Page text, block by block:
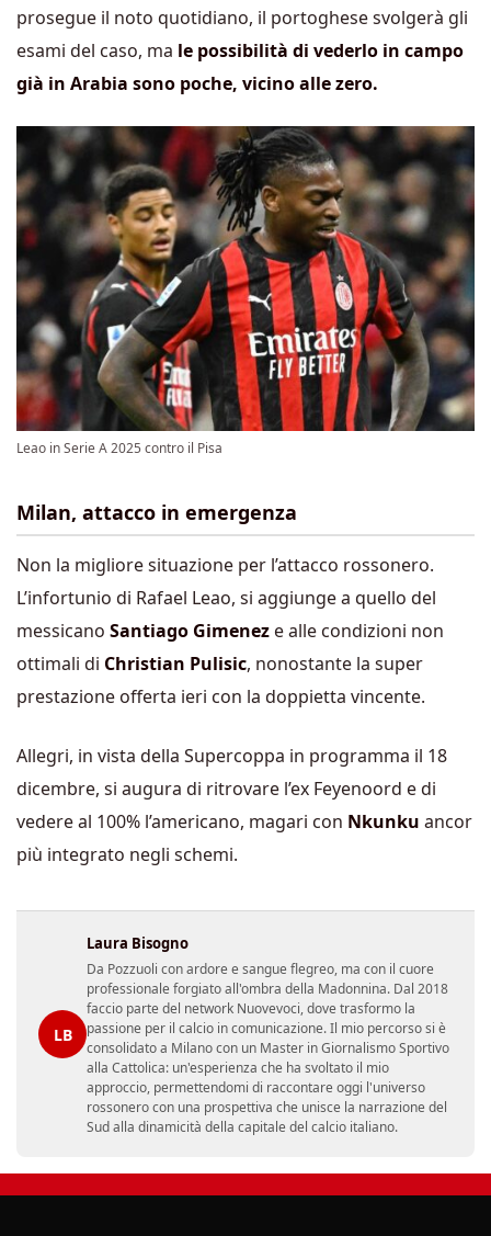
prosegue il noto quotidiano, il portoghese svolgerà gli
esami del caso, ma le possibilità di vederlo in campo
già in Arabia sono poche, vicino alle zero.
Leao in Serie A 2025 contro il Pisa
Milan, attacco in emergenza
Non la migliore situazione per l’attacco rossonero.
L’infortunio di Rafael Leao, si aggiunge a quello del
messicano Santiago Gimenez e alle condizioni non
ottimali di Christian Pulisic, nonostante la super
prestazione offerta ieri con la doppietta vincente.
Allegri, in vista della Supercoppa in programma il 18
dicembre, si augura di ritrovare l’ex Feyenoord e di
vedere al 100% l’americano, magari con Nkunku ancor
più integrato negli schemi.
LB
Laura Bisogno
Da Pozzuoli con ardore e sangue flegreo, ma con il cuore
professionale forgiato all'ombra della Madonnina. Dal 2018
faccio parte del network Nuovevoci, dove trasformo la
passione per il calcio in comunicazione. Il mio percorso si è
consolidato a Milano con un Master in Giornalismo Sportivo
alla Cattolica: un'esperienza che ha svoltato il mio
approccio, permettendomi di raccontare oggi l'universo
rossonero con una prospettiva che unisce la narrazione del
Sud alla dinamicità della capitale del calcio italiano.